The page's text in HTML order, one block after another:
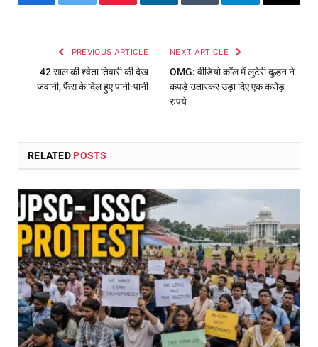
FacebookTwitter PinterestLinkedInTumblr TelegramEmail
PREVIOUS ARTICLE
42 साल की श्वेता तिवारी की देख
जवानी, फैंस के दिल हुए पानी-पानी
NEXT ARTICLE
OMG: वीडियो कॉल में लुटेरी दुल्हन ने
कपड़े उतारकर उड़ा दिए एक करोड़
रुपये
RELATED POSTS